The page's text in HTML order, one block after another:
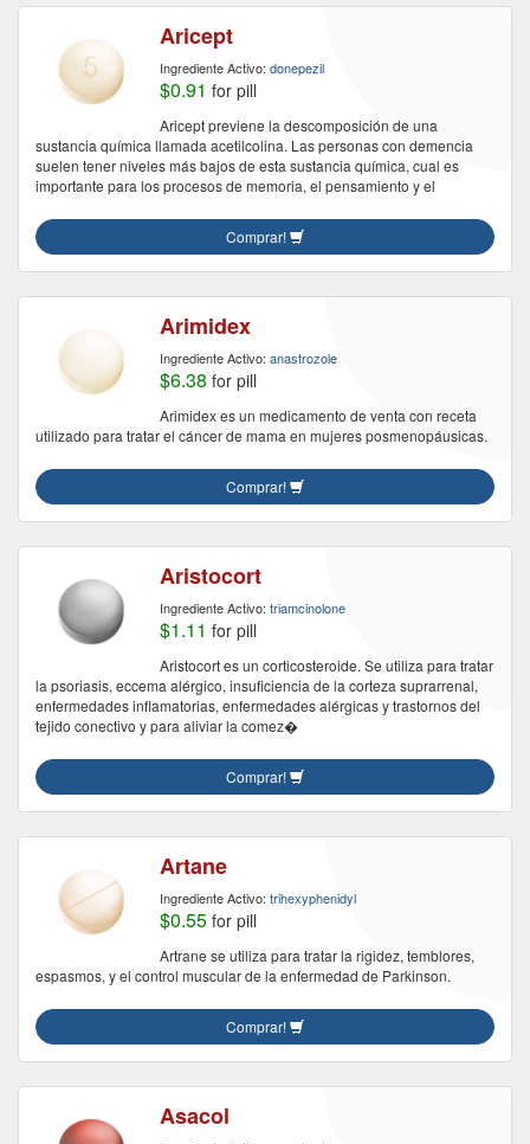
Aricept
Ingrediente Activo: donepezil
$0.91 for pill
Aricept previene la descomposición de una
sustancia química llamada acetilcolina. Las personas con demencia
suelen tener niveles más bajos de esta sustancia química, cual es
importante para los procesos de memoria, el pensamiento y el
Comprar!
Arimidex
Ingrediente Activo: anastrozole
$6.38 for pill
Arimidex es un medicamento de venta con receta
utilizado para tratar el cáncer de mama en mujeres posmenopáusicas.
Comprar!
Aristocort
Ingrediente Activo: triamcinolone
$1.11 for pill
Aristocort es un corticosteroide. Se utiliza para tratar
la psoriasis, eccema alérgico, insuficiencia de la corteza suprarrenal,
enfermedades inflamatorias, enfermedades alérgicas y trastornos del
tejido conectivo y para aliviar la comez�
Comprar!
Artane
Ingrediente Activo: trihexyphenidyl
$0.55 for pill
Artrane se utiliza para tratar la rigidez, temblores,
espasmos, y el control muscular de la enfermedad de Parkinson.
Comprar!
Asacol